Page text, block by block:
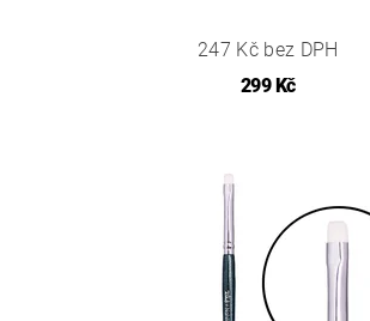
247 Kč bez DPH
299 Kč